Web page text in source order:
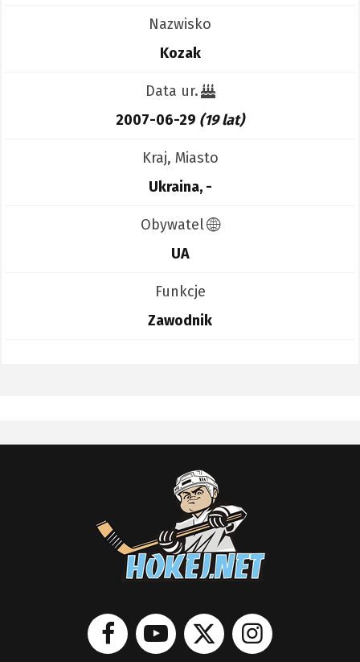
Nazwisko
Kozak
Data ur.
2007-06-29 (19 lat)
Kraj, Miasto
Ukraina, -
Obywatel
UA
Funkcje
Zawodnik